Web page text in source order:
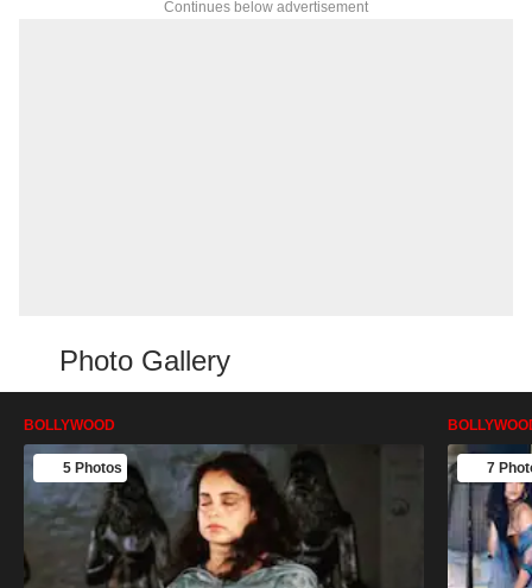
Continues below advertisement
Photo Gallery
BOLLYWOOD
5 Photos 7